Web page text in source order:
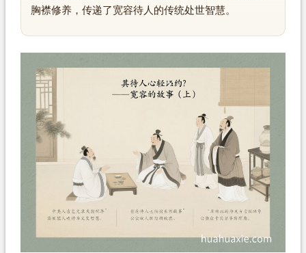
胸襟修养，传递了宽容待人的传统处世智慧。